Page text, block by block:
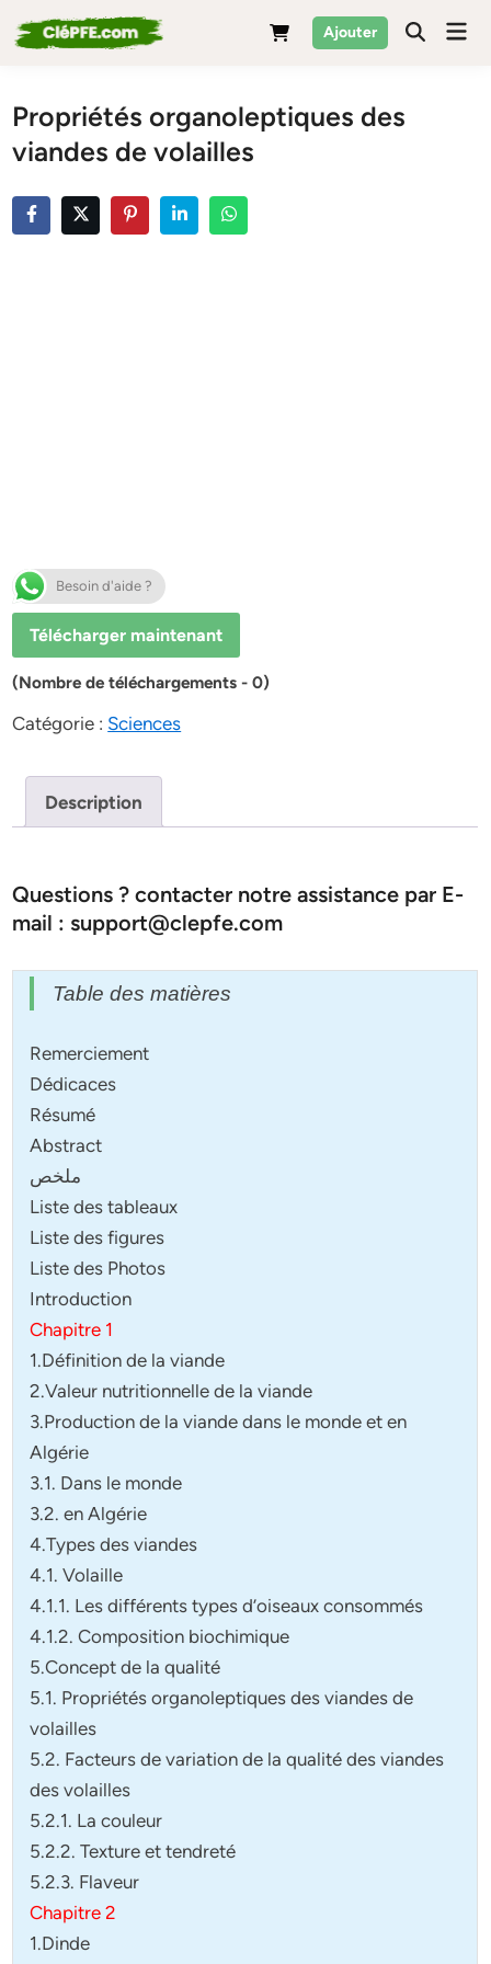
to
Ajouter
Propriétés organoleptiques des
viandes de volailles
Besoin d'aide ?
Télécharger maintenant
(Nombre de téléchargements - 0)
Catégorie : Sciences
Description
Questions ? contacter notre assistance par E-
mail : support@clepfe.com
Table des matières
Remerciement
Dédicaces
Résumé
Abstract
ملخص
Liste des tableaux
Liste des figures
Liste des Photos
Introduction
Chapitre 1
1.Définition de la viande
2.Valeur nutritionnelle de la viande
3.Production de la viande dans le monde et en
Algérie
3.1. Dans le monde
3.2. en Algérie
4.Types des viandes
4.1. Volaille
4.1.1. Les différents types d’oiseaux consommés
4.1.2. Composition biochimique
5.Concept de la qualité
5.1. Propriétés organoleptiques des viandes de
volailles
5.2. Facteurs de variation de la qualité des viandes
des volailles
5.2.1. La couleur
5.2.2. Texture et tendreté
5.2.3. Flaveur
Chapitre 2
1.Dinde